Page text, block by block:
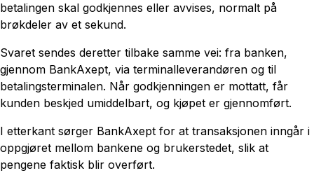
betalingen skal godkjennes eller avvises, normalt på
brøkdeler av et sekund.
Svaret sendes deretter tilbake samme vei: fra banken,
gjennom BankAxept, via terminalleverandøren og til
betalingsterminalen. Når godkjenningen er mottatt, får
kunden beskjed umiddelbart, og kjøpet er gjennomført.
I etterkant sørger BankAxept for at transaksjonen inngår i
oppgjøret mellom bankene og brukerstedet, slik at
pengene faktisk blir overført.